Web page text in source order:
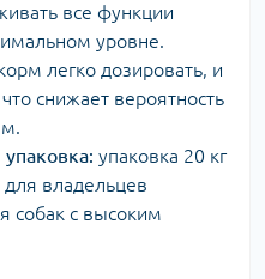
все функции
уровне.
легко дозировать, и
снижает вероятность
упаковка 20 кг
владельцев
собак с высоким